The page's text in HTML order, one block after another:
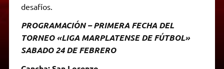
desafíos.
PROGRAMACIÓN – PRIMERA FECHA DEL
TORNEO «LIGA MARPLATENSE DE FÚTBOL»
SABADO 24 DE FEBRERO